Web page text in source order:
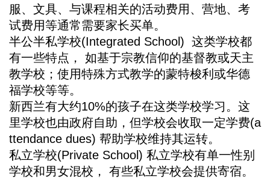
服、文具、与课程相关的活动费用、营地、考
试费用等通常需要家长买单。
半公半私学校(Integrated School) 这类学校都
有一些特点， 如基于宗教信仰的基督教或天主
教学校；使用特殊方式教学的蒙特梭利或华德
福学校等等。
新西兰有大约10%的孩子在这类学校学习。这
里学校也由政府自助，但学校会收取一定学费(a
ttendance dues) 帮助学校维持其运转。
私立学校(Private School) 私立学校有单一性别
学校和男女混校， 有些私立学校会提供寄宿。